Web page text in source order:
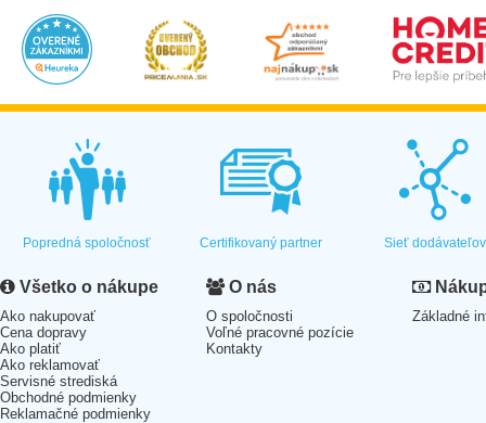
Popredná spoločnosť Certifikovaný partner Sieť dodávateľov
Všetko o nákupe
Ako nakupovať
Cena dopravy
Ako platiť
Ako reklamovať
Servisné strediská
Obchodné podmienky
Reklamačné podmienky
O nás
O spoločnosti
Voľné pracovné pozície
Kontakty
Základné